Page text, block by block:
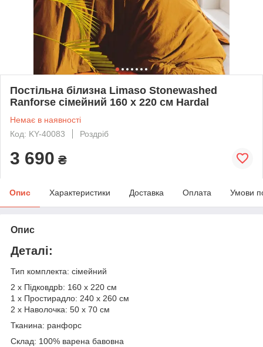
Постільна білизна Limaso Stonewashed
Ranforse сімейний 160 х 220 см Hardal
Немає в наявності
Код: KY-40083
Роздріб
3 690 ₴
Опис Характеристики Доставка Оплата Умови
Опис
Деталі:
Тип комплекта: сімейний
2 х Підковдрb: 160 х 220 см
1 х Простирадло: 240 х 260 см
2 х Наволочка: 50 х 70 см
Тканина: ранфорс
Склад: 100% варена бавовна